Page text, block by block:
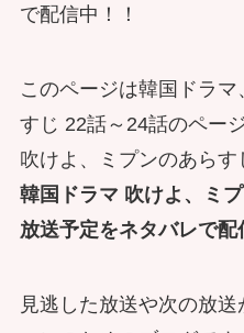
で配信中！！
このページは韓国ドラ
すじ 22話～24話のページ
吹けよ、ミプンのあらす
韓国ドラマ 吹けよ、ミ
放送予定をネタバレで配
見逃した放送や次の放